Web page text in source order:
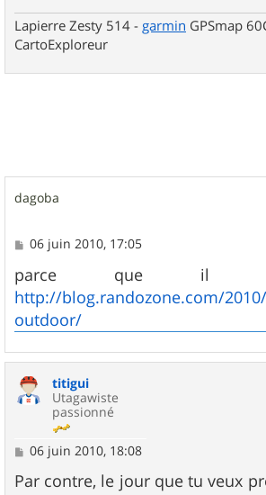
Lapierre Zesty 514 - garmin GPSmap
CartoExploreur
dagoba
M
s
s
a
g
e
06 juin 2010, 17:05
parce que il
http://blog.randozone.com/
outdoor/
titigui
Utagawiste
passionné
M
s
06 juin 2010, 18:08
Par contre, le jour que tu veux